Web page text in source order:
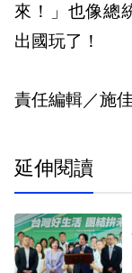
來！」也像總
出國玩了！
責任編輯／施
延伸閱讀